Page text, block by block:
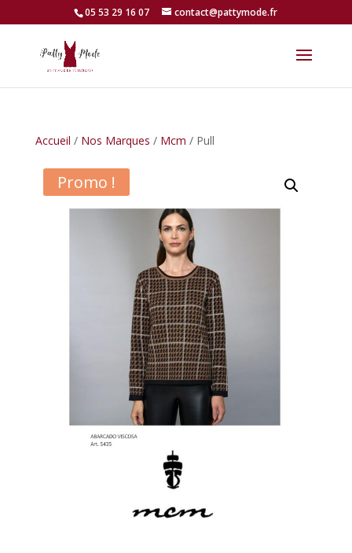
05 53 29 16 07 contact@pattymode.fr
Accueil / Nos Marques / Mcm / Pull
Promo !